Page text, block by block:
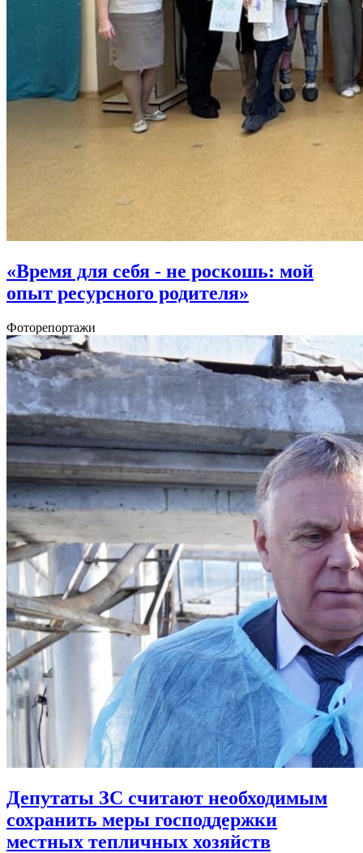
«Время для себя - не роскошь: мой
опыт ресурсного родителя»
Фоторепортажи
Депутаты ЗС считают необходимым
сохранить меры господдержки
местных тепличных хозяйств